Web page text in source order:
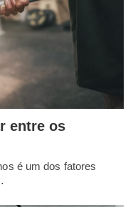
entre os
é um dos fatores